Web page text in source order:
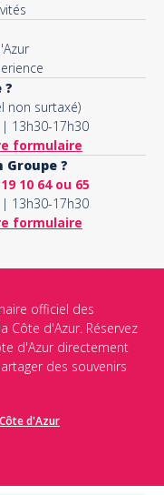
?
non surtaxé)
13h30-17h30
formulaire
Groupe ?
10 64 ou 65
13h30-17h30
formulaire
officiel des
Côte d'Azur. Réservez
d'Azur directement
des souvenirs
d'Azur